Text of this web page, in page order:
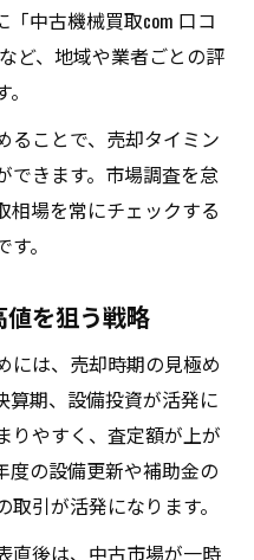
中古機械買取com 口コ
ど、地域や業者ごとの評
ることで、売却タイミン
できます。市場調査を怠
相場を常にチェックする
。
を狙う戦略
には、売却時期の見極め
算期、設備投資が活発に
りやすく、査定額が上が
度の設備更新や補助金の
引が活発になります。
直後は、中古市場が一時